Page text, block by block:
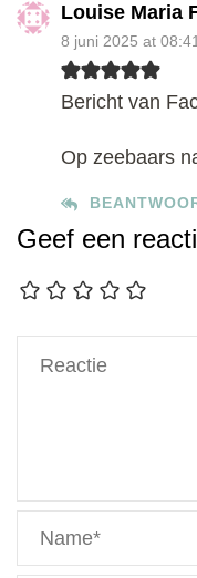
Louise Maria
8 juni 2025 at
Bericht van
Op zeebaars
Geef een